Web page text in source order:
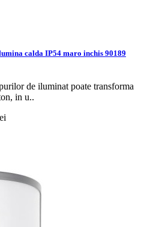
calda IP54 maro inchis 90189
de iluminat poate transforma
in u..